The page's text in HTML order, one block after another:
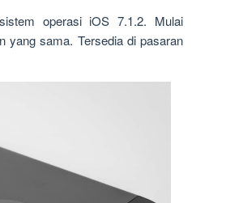
operasi iOS 7.1.2. Mulai
yang sama. Tersedia di pasaran